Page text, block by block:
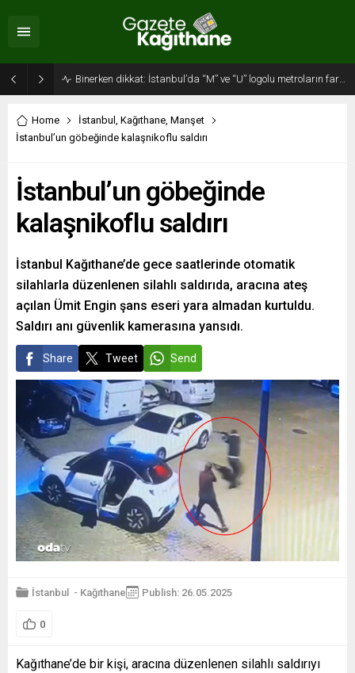
Home İstanbul Kağıthane Manşet
İstanbul’un göbeğinde kalaşnikoflu saldırı
İstanbul’un göbeğinde
kalaşnikoflu saldırı
İstanbul Kağıthane’de gece saatlerinde otomatik
silahlarla düzenlenen silahlı saldırıda, aracına ateş
açılan Ümit Engin şans eseri yara almadan kurtuldu.
Saldırı anı güvenlik kamerasına yansıdı.
Share Tweet Send
İstanbul - Kağıthane Publish: 26.05.2025
0
Kağıthane’de bir kişi, aracına düzenlenen silahlı saldırıyı